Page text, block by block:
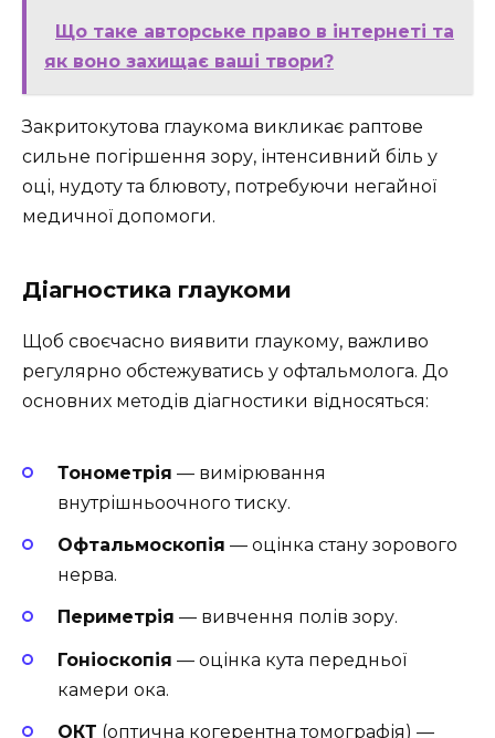
Що таке авторське право в інтернеті та
як воно захищає ваші твори?
Закритокутова глаукома викликає раптове
сильне погіршення зору, інтенсивний біль у
оці, нудоту та блювоту, потребуючи негайної
медичної допомоги.
Діагностика глаукоми
Щоб своєчасно виявити глаукому, важливо
регулярно обстежуватись у офтальмолога. До
основних методів діагностики відносяться:
Тонометрія — вимірювання
внутрішньоочного тиску.
Офтальмоскопія — оцінка стану зорового
нерва.
Периметрія — вивчення полів зору.
Гоніоскопія — оцінка кута передньої
камери ока.
ОКТ (оптична когерентна томографія) —